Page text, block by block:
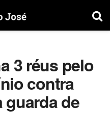
3 réus pelo
contra
guarda de